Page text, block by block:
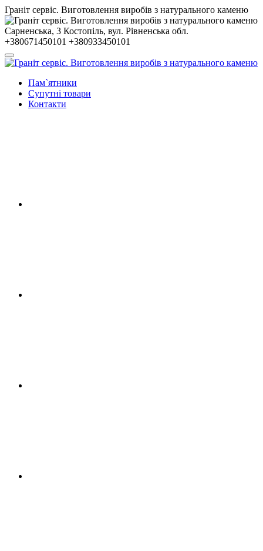
Гранiт сервiс. Виготовлення виробів з натурального каменю
Сарненська, 3 Костопiль, вул. Рiвненська обл.
+380671450101 +380933450101
Пам`ятники
Супутні товари
Контакти